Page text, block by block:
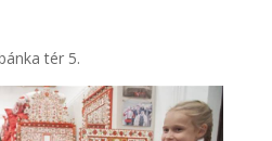
tér 5.